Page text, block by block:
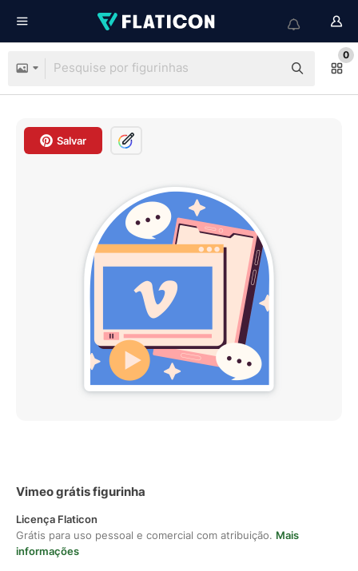
0
Salvar
Vimeo grátis figurinha
Licença Flaticon
Grátis para uso pessoal e comercial com atribuição. Mais
informações